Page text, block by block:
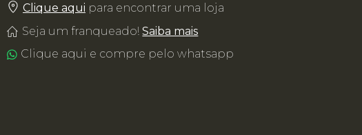
Clique aqui para encontrar uma loja
Seja um franqueado!Saiba mais
Clique aqui e compre pelo whatsapp